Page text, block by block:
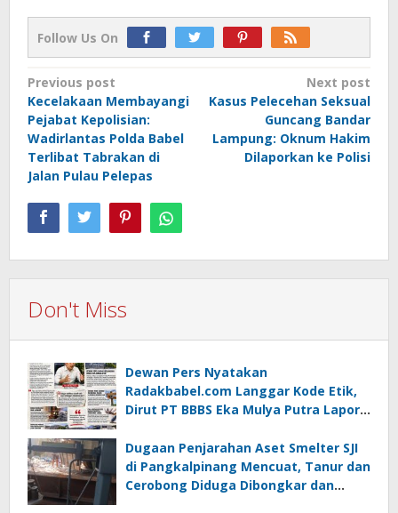
Follow Us On
Post
navigation
Previous post
Kecelakaan Membayangi
Pejabat Kepolisian:
Wadirlantas Polda Babel
Terlibat Tabrakan di
Jalan Pulau Pelepas
Next post
Kasus Pelecehan Seksual
Guncang Bandar
Lampung: Oknum Hakim
Dilaporkan ke Polisi
Don't Miss
Dewan Pers Nyatakan
Radakbabel.com Langgar Kode Etik,
Dirut PT BBBS Eka Mulya Putra Lapor
Dugaan Penjarahan Aset Smelter SJI
di Pangkalpinang Mencuat, Tanur dan
Cerobong Diduga Dibongkar dan